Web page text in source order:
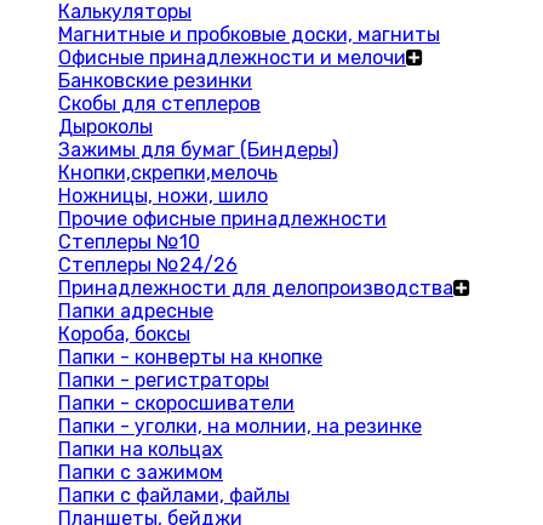
Калькуляторы
Магнитные и пробковые доски, магниты
Офисные принадлежности и мелочи
Банковские резинки
Скобы для степлеров
Дыроколы
Зажимы для бумаг (Биндеры)
Кнопки,скрепки,мелочь
Ножницы, ножи, шило
Прочие офисные принадлежности
Степлеры №10
Степлеры №24/26
Принадлежности для делопроизводства
Папки адресные
Короба, боксы
Папки - конверты на кнопке
Папки - регистраторы
Папки - скоросшиватели
Папки - уголки, на молнии, на резинке
Папки на кольцах
Папки с зажимом
Папки с файлами, файлы
Планшеты, бейджи